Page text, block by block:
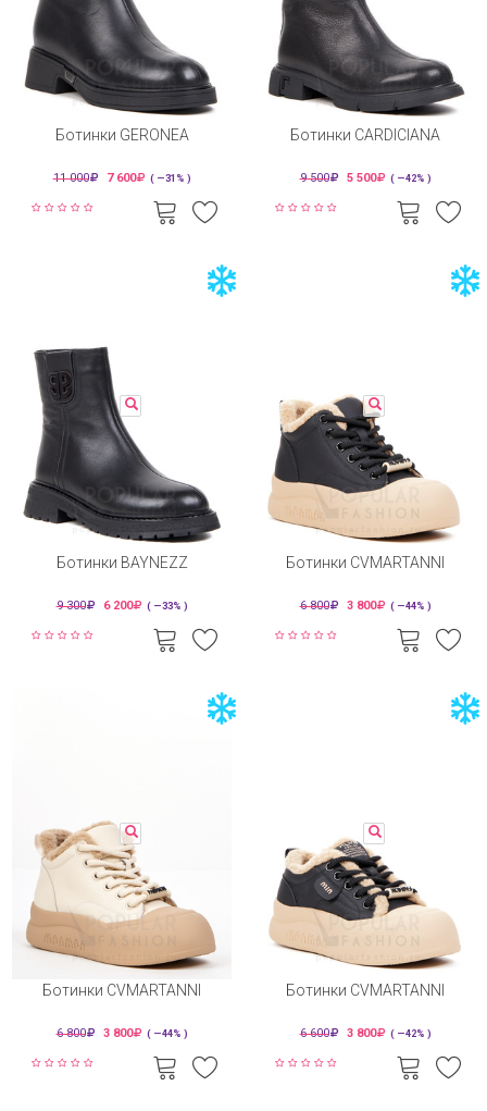
Ботинки GERONEA
11 000 7 600 ( —31% )
Ботинки CARDICIANA
9 500 5 500 ( —42% )
Ботинки BAYNEZZ
9 300 6 200 ( —33% )
Ботинки CVMARTANNI
6 800 3 800 ( —44% )
Ботинки CVMARTANNI
6 800 3 800 ( —44% )
Ботинки CVMARTANNI
6 600 3 800 ( —42% )